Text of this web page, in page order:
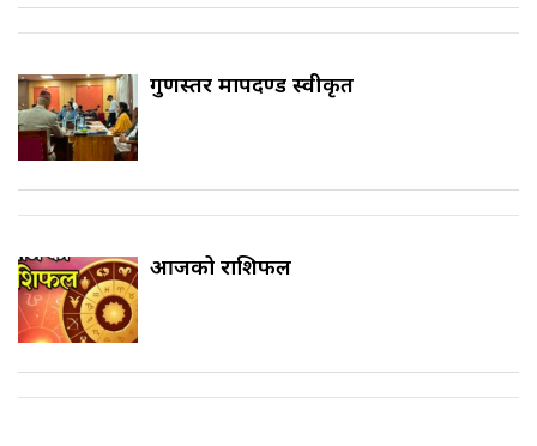
गुणस्तर मापदण्ड स्वीकृत
आजको राशिफल